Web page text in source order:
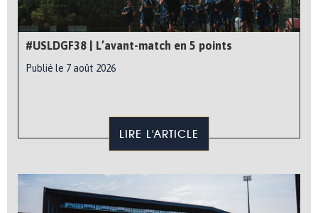
#USLDGF38 | L’avant-match en 5 points
Publié le 7 août 2026
LIRE L'ARTICLE